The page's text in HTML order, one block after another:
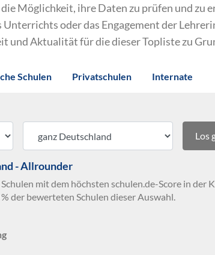
Möglichkeit, ihre Daten zu prüfen und zu
oder das Engagement der
und Aktualität für die dieser Topliste zu
Schulen Privatschulen Internate
Los
- Allrounder
mit dem höchsten schulen.de-Score in der
der bewerteten Schulen dieser Auswahl.